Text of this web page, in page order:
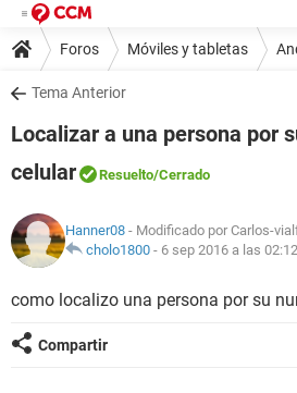
Foros Móviles y tabletas
Tema Anterior
Localizar a una persona por
celular
Resuelto/Cerrado
Hanner08 - Modificado por Carlos-
cholo1800 - 6 sep 2016 a las 02:12
como localizo una persona por su
Compartir